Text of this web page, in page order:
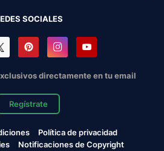
SOCIALES
directamente en tu email
Regístrate
Política de privacidad
Notificaciones de Copyright